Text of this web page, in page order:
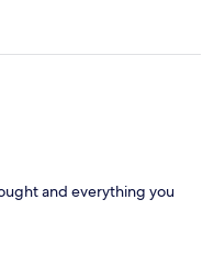
and everything you